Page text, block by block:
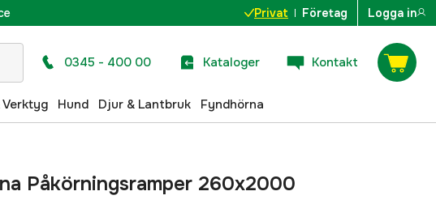
Privat Företag Logga in
0345 - 400 00 Kataloger Kontakt
Verktyg Hund Djur & Lantbruk Fyndhörna
Påkörningsramper 260x2000